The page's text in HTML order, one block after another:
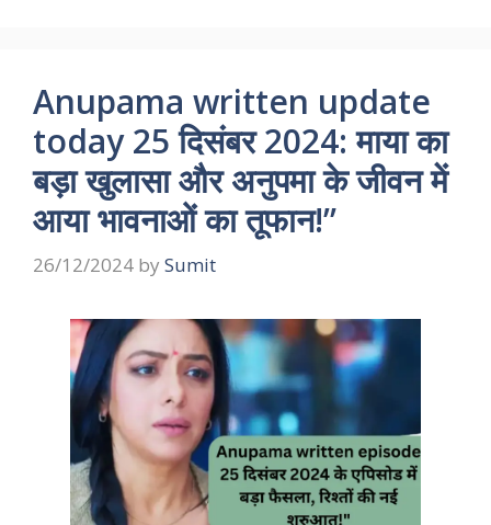
Anupama written update
today 25 दिसंबर 2024: माया का
बड़ा खुलासा और अनुपमा के जीवन में
आया भावनाओं का तूफान!”
26/12/2024 by Sumit